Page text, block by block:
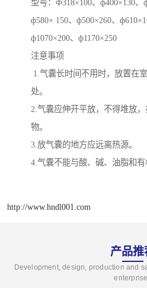
型号：Ф318×100、ф400×130、
ф580× 150、ф500×260、
ф1070×200、ф1170×250
注意事项
1.气囊长时间不用时，放置在
处。
2.气囊应伸开平放，不得堆放
物。
3.放气囊的地方应远离热源。
4.气囊不能与酸、碱、油脂和有
http://www.hndl001.com
产品推
Development, design, production and